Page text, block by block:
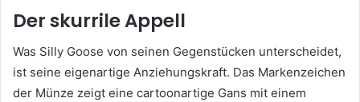
Der skurrile Appell
Was Silly Goose von seinen Gegenstücken unterscheidet,
ist seine eigenartige Anziehungskraft. Das Markenzeichen
der Münze zeigt eine cartoonartige Gans mit einem